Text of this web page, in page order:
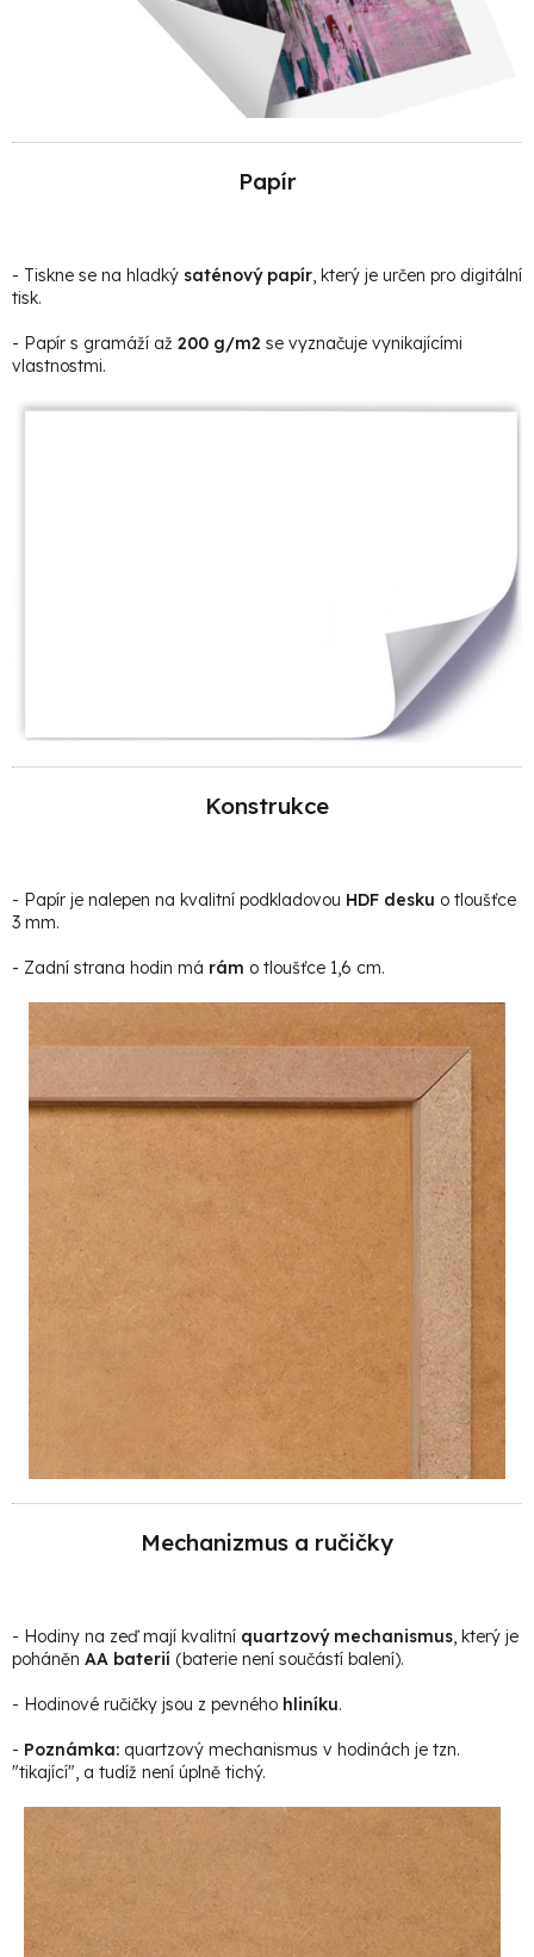
Papír
- Tiskne se na hladký saténový papír, který je určen pro digitální
tisk.
- Papír s gramáží až 200 g/m2 se vyznačuje vynikajícími
vlastnostmi.
Konstrukce
- Papír je nalepen na kvalitní podkladovou HDF desku o tloušťce
3 mm.
- Zadní strana hodin má rám o tloušťce 1,6 cm.
Mechanizmus a ručičky
- Hodiny na zeď mají kvalitní quartzový mechanismus, který je
poháněn AA baterií (baterie není součástí balení).
- Hodinové ručičky jsou z pevného hliníku.
- Poznámka: quartzový mechanismus v hodinách je tzn.
"tikající", a tudíž není úplně tichý.